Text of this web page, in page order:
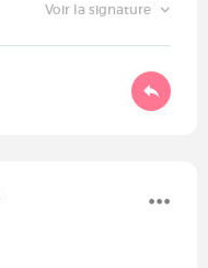
Voir la signature